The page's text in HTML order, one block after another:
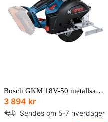
Bosch GKM 18V-50 metallsag GKM 18V-50 uten batteri og lader i L-BOXX
3 894 kr
Sendes om 5-7 hverdager